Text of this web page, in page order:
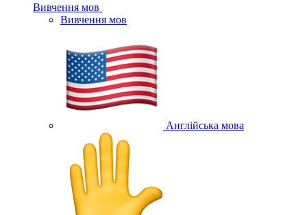
Вивчення мов
Вивчення мов
Англійська мова